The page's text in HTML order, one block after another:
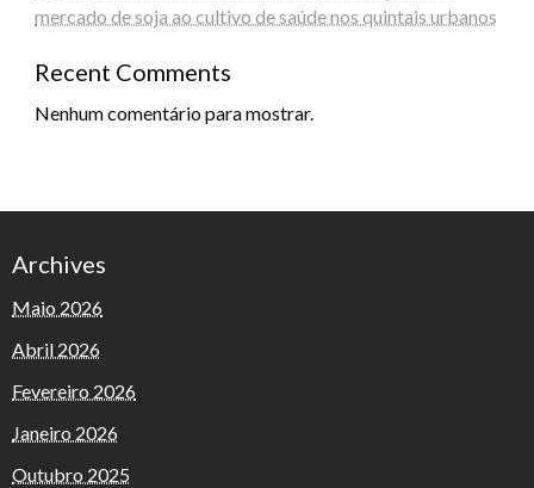
mercado de soja ao cultivo de saúde nos quintais urbanos
Recent Comments
Nenhum comentário para mostrar.
Archives
Maio 2026
Abril 2026
Fevereiro 2026
Janeiro 2026
Outubro 2025